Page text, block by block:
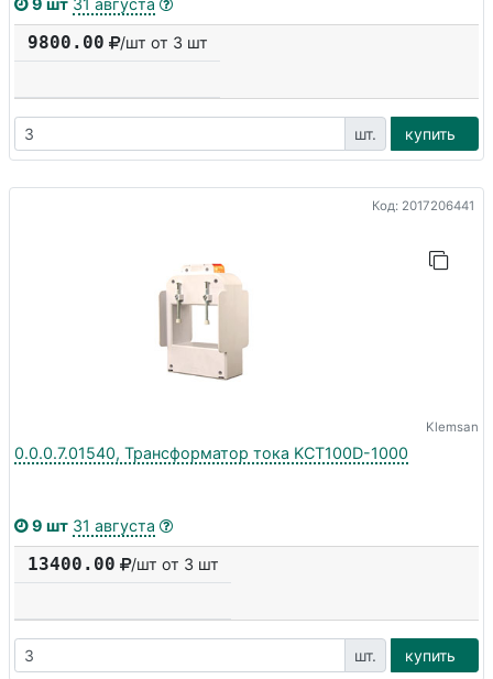
9 шт 31 августа
9800.00 /шт от 3 шт
шт. купить
Код: 2017206441
Klemsan
0.0.0.7.01540, Трансформатор тока KCT100D-1000
9 шт 31 августа
13400.00 /шт от 3 шт
шт. купить